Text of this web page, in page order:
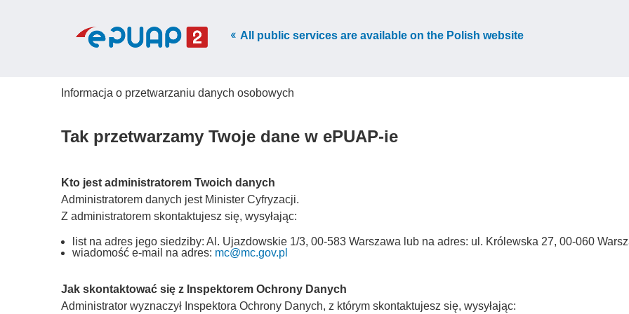
All public services are available on the Polish website
Informacja o przetwarzaniu danych osobowych
Tak przetwarzamy Twoje dane w ePUAP-ie
Kto jest administratorem Twoich danych
Administratorem danych jest Minister Cyfryzacji.
Z administratorem skontaktujesz się, wysyłając:
list na adres jego siedziby: Al. Ujazdowskie 1/3, 00-583 Warszawa lub na adres: ul. Królewska 27, 00-060
wiadomość e-mail na adres: mc@mc.gov.pl
Jak skontaktować się z Inspektorem Ochrony Danych
Administrator wyznaczył Inspektora Ochrony Danych, z którym skontaktujesz się, wysyłając: